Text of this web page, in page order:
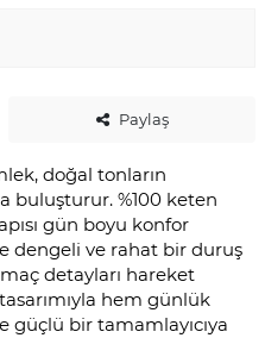
Paylaş
doğal tonların
buluşturur. %100 keten
gün boyu konfor
dengeli ve rahat bir duruş
detayları hareket
hem günlük
bir tamamlayıcıya